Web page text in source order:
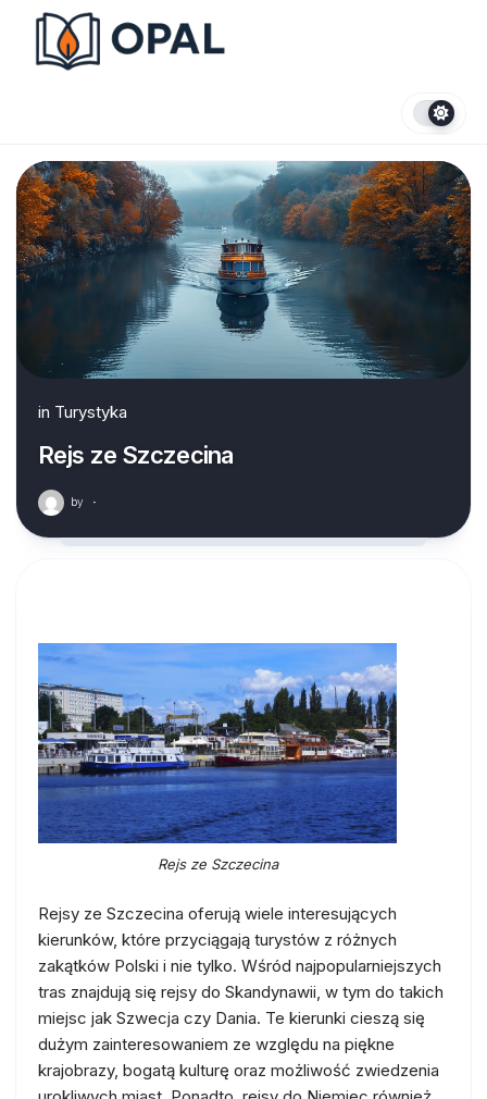
content
in Turystyka
Rejs ze Szczecina
by ·
Rejs ze Szczecina
Rejsy ze Szczecina oferują wiele interesujących
kierunków, które przyciągają turystów z różnych
zakątków Polski i nie tylko. Wśród najpopularniejszych
tras znajdują się rejsy do Skandynawii, w tym do takich
miejsc jak Szwecja czy Dania. Te kierunki cieszą się
dużym zainteresowaniem ze względu na piękne
krajobrazy, bogatą kulturę oraz możliwość zwiedzenia